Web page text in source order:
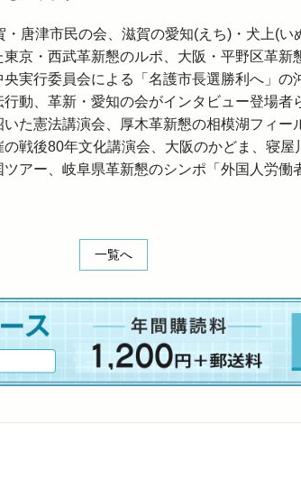
唐津市民の会、滋賀の愛知(えち)・犬上(い
京・西武革新懇のルポ、大阪・平野区革新
実行委員会による「名護市長選勝利へ」の
動、革新・愛知の会がインタビュー登場者
た憲法講演会、厚木革新懇の相模湖フィー
戦後80年文化講演会、大阪のかどま、寝屋
アー、岐阜県革新懇のシンポ「外国人労働
一覧へ